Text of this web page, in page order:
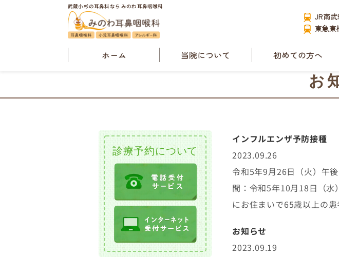
武蔵小杉の耳鼻科なら みのわ耳鼻咽喉科
JR南
東急東
ホーム
当院について
クリニックニュース
初めての方へ
お
インフルエンザ予防接種
2023.09.26
令和5年9月26日（火）午
間：令和5年10月18日（
にお住まいで65歳以上の
お知らせ
2023.09.19
診療予約について